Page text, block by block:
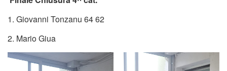
1. Giovanni Tonzanu 64 62
2. Mario Giua